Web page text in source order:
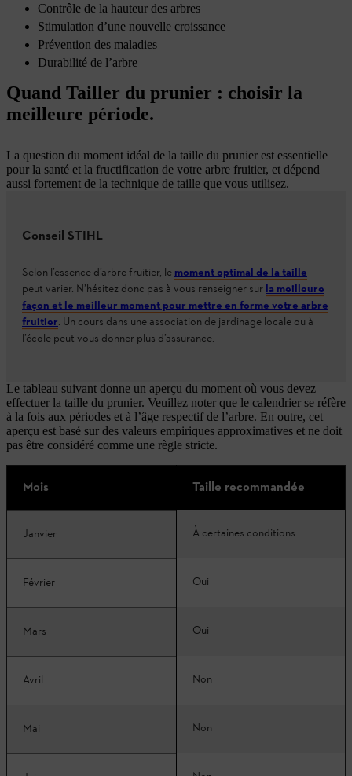
Contrôle de la hauteur des arbres
Stimulation d’une nouvelle croissance
Prévention des maladies
Durabilité de l’arbre
Quand Tailler du prunier : choisir la
meilleure période.
La question du moment idéal de la taille du prunier est essentielle
pour la santé et la fructification de votre arbre fruitier, et dépend
aussi fortement de la technique de taille que vous utilisez.
Conseil STIHL
Selon l’essence d’arbre fruitier, lemoment optimal de la taille
peut varier. N’hésitez donc pas à vous renseigner surla meilleure
façon et le meilleur moment pour mettre en forme votre arbre
fruitier. Un cours dans une association de jardinage locale ou à
l’école peut vous donner plus d’assurance.
Le tableau suivant donne un aperçu du moment où vous devez
effectuer la taille du prunier. Veuillez noter que le calendrier se réfère
à la fois aux périodes et à l’âge respectif de l’arbre. En outre, cet
aperçu est basé sur des valeurs empiriques approximatives et ne doit
pas être considéré comme une règle stricte.
Mois Taille recommandée
Janvier À certaines conditions
Février Oui
Mars Oui
Avril Non
Mai Non